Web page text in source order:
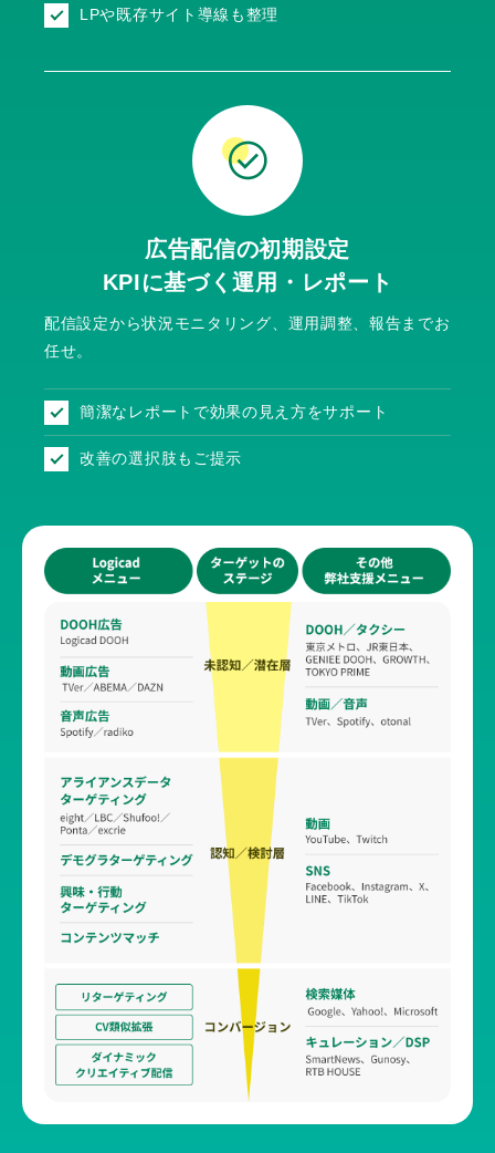
LPや既存サイト導線も整理
広告配信の初期設定
KPIに基づく運用・レポート
配信設定から状況モニタリング、 運用調整、報告までお
任せ。
簡潔なレポートで効果の見え方をサポート
改善の選択肢もご提示